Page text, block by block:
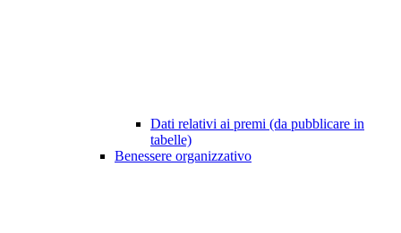
Dati relativi ai premi (da pubblicare in
tabelle)
Benessere organizzativo